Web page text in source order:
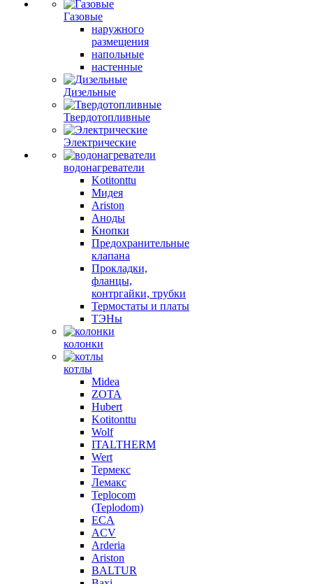
Газовые
наружного
размещения
напольные
настенные
Дизельные
Твердотопливные
Электрические
водонагреватели
Kotitonttu
Мидея
Ariston
Аноды
Кнопки
Предохранительные
клапана
Прокладки,
фланцы,
контргайки, трубки
Термостаты и платы
ТЭНы
колонки
котлы
Midea
ZOTA
Hubert
Kotitonttu
Wolf
ITALTHERM
Wert
Термекс
Лемакс
Teplocom
(Teplodom)
ECA
ACV
Arderia
Ariston
BALTUR